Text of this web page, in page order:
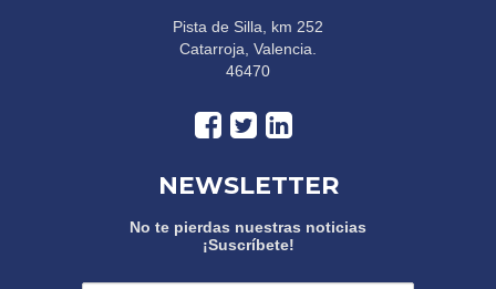
Pista de Silla, km 252
Catarroja, Valencia.
46470
NEWSLETTER
No te pierdas nuestras noticias
¡Suscríbete!